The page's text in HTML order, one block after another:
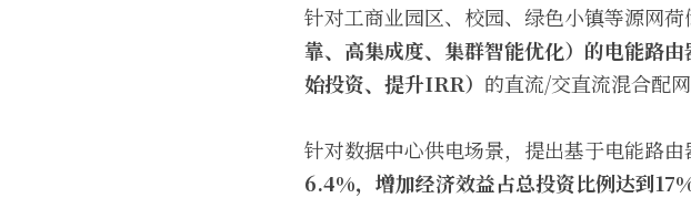
针对工商业园区、校园、绿色小镇等源网
靠、高集成度、集群智能优化）的电能路
始投资、提升IRR） 的直流/交直流混合配
针对数据中心供电场景，提出基于电能路由
6.4%， 增加经济效益占总投资比例达到17%